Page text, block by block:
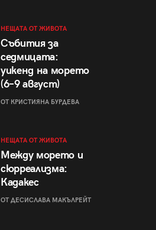
НЕЩАТА ОТ ЖИВОТА
Събития за
седмицата:
уикенд на морето
(6–9 август)
ОТ КРИСТИЯНА БУРДЕВА
НЕЩАТА ОТ ЖИВОТА
Между морето и
сюрреализма:
Кадакес
ОТ ДЕСИСЛАВА МАКЪЛРЕЙТ